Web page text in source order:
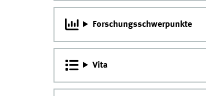
Forschungsschwerpunkte
Vita